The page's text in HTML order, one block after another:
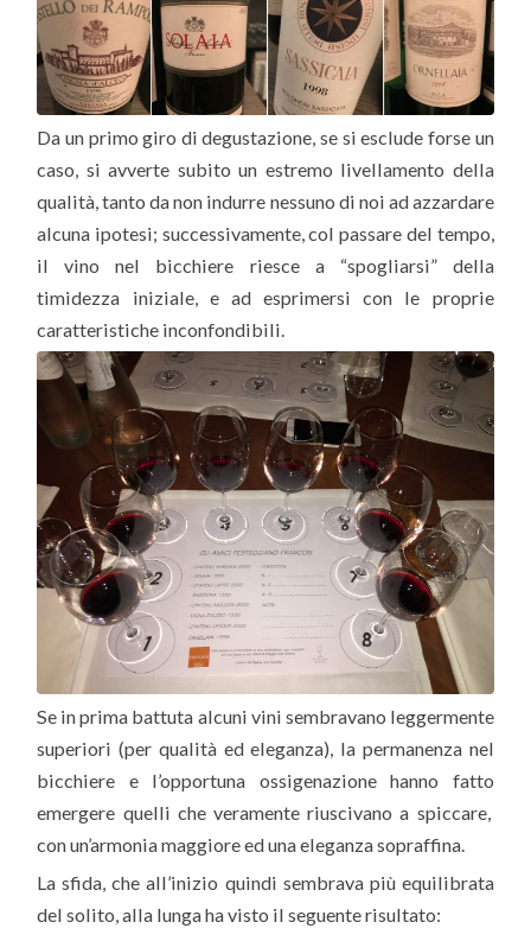
Da un primo giro di degustazione, se si esclude forse un
caso, si avverte subito un estremo livellamento della
qualità, tanto da non indurre nessuno di noi ad azzardare
alcuna ipotesi; successivamente, col passare del tempo,
il vino nel bicchiere riesce a “spogliarsi” della
timidezza iniziale, e ad esprimersi con le proprie
caratteristiche inconfondibili.
Se in prima battuta alcuni vini sembravano leggermente
superiori (per qualità ed eleganza), la permanenza nel
bicchiere e l’opportuna ossigenazione hanno fatto
emergere quelli che veramente riuscivano a spiccare,
con un’armonia maggiore ed una eleganza sopraffina.
La sfida, che all’inizio quindi sembrava più equilibrata
del solito, alla lunga ha visto il seguente risultato: